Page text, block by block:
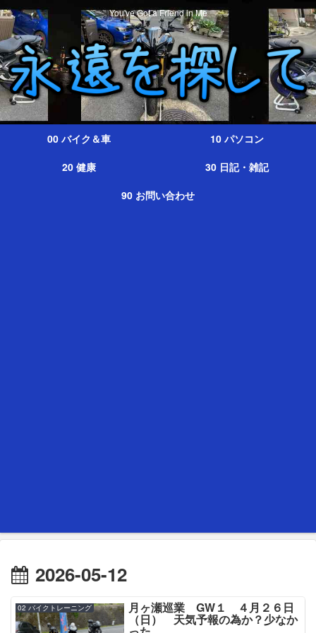
You've Got a Friend in Me
00 バイク＆車
10 パソコン
20 健康
30 日記・雑記
90 お問い合わせ
2026-05-12
02 バイクトレーニング 月ヶ瀬巡業 GW１ ４月２６日
（日） 天気予報の為か？少なか